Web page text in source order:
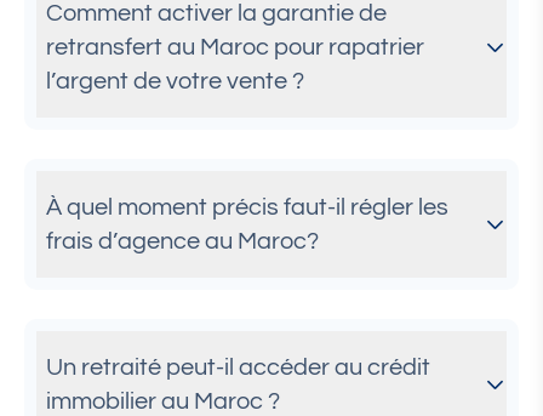
Comment activer la garantie de
retransfert au Maroc pour rapatrier
l’argent de votre vente ?
À quel moment précis faut-il régler les
frais d’agence au Maroc?
Un retraité peut-il accéder au crédit
immobilier au Maroc ?